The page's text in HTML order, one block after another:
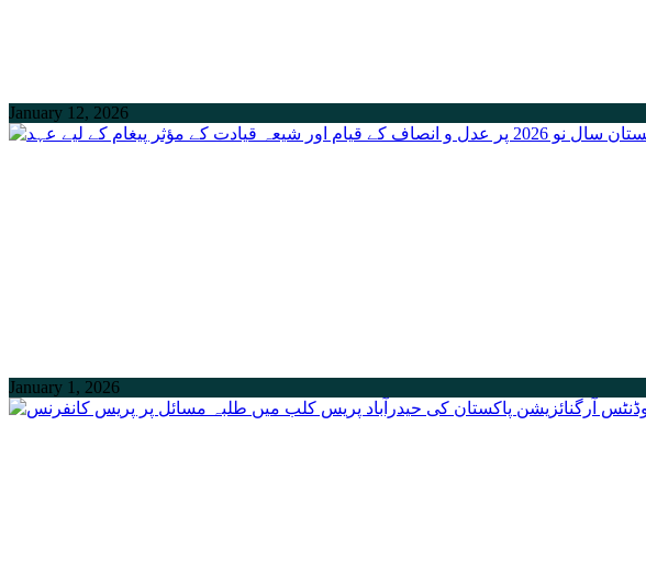
January 12, 2026
January 1, 2026